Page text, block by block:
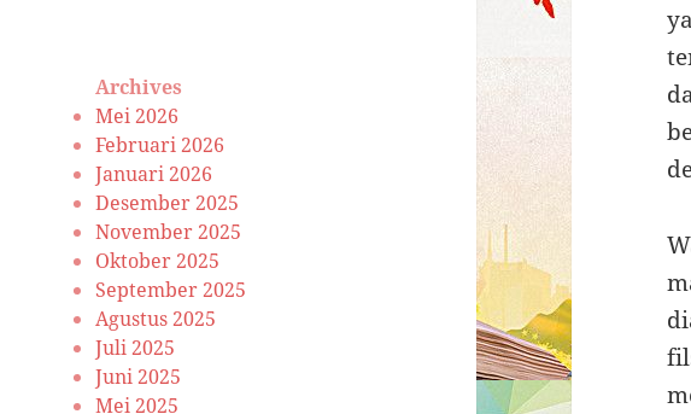
Archives
Mei 2026
Februari 2026
Januari 2026
Desember 2025
November 2025
Oktober 2025
September 2025
Agustus 2025
Juli 2025
Juni 2025
Mei 2025